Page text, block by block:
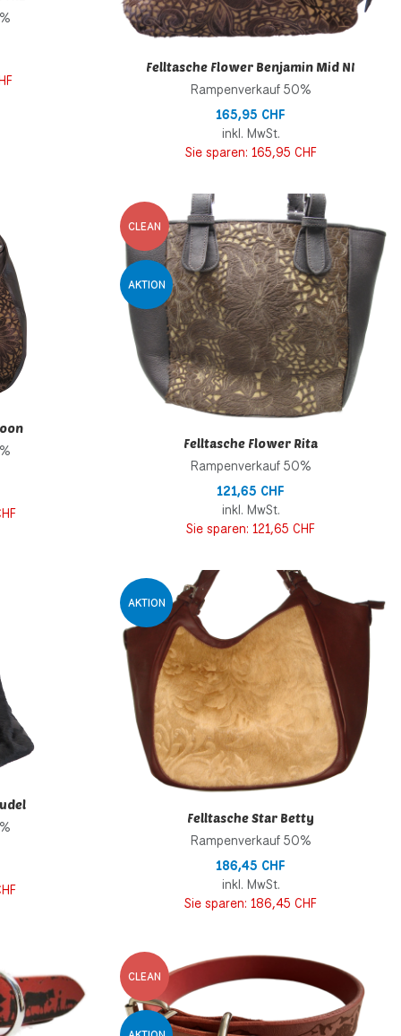
Felltasche Flower Benjamin Mid NI
Rampenverkauf 50%
165,95 CHF
inkl. MwSt.
Sie sparen: 165,95 CHF
Zur Wunschliste hinzufügen
Zur Vergleichsliste hinzufügen
Schnellansicht
CLEAN
AKTION
Felltasche Flower Rita
Rampenverkauf 50%
121,65 CHF
inkl. MwSt.
Sie sparen: 121,65 CHF
Zur Wunschliste hinzufügen
Zur Vergleichsliste hinzufügen
Schnellansicht
AKTION
Felltasche Star Betty
Rampenverkauf 50%
186,45 CHF
inkl. MwSt.
Sie sparen: 186,45 CHF
Zur Wunschliste hinzufügen
Zur Vergleichsliste hinzufügen
CLEAN